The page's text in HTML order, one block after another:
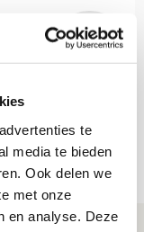
te
media te bieden
Ook delen we
met onze
en analyse. Deze